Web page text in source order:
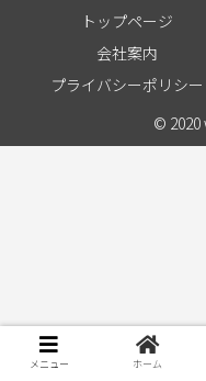
トップページ
会社案内
プライバシーポリシー
© 2020
メニュー ホーム